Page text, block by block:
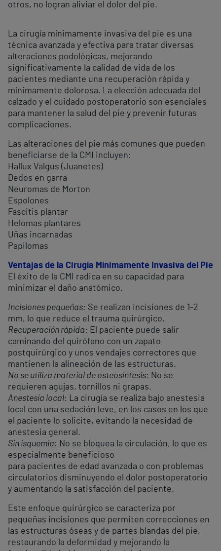
otros, no logran aliviar el dolor del pie.
La cirugía mínimamente invasiva del pie es una
técnica avanzada y efectiva para tratar diversas
alteraciones podológicas, mejorando
significativamente la calidad de vida de los
pacientes mediante una recuperación rápida y
mínimamente dolorosa. La elección adecuada del
calzado y el cuidado postoperatorio son esenciales
para mantener la salud del pie y prevenir futuras
complicaciones.
Las alteraciones del pie más comunes que pueden
beneficiarse de la CMI incluyen:
Hallux Valgus (Juanetes)
Dedos en garra
Neuromas de Morton
Espolones
Fascitis plantar
Helomas plantares
Uñas incarnadas
Papilomas
Ventajas de la Cirugía Mínimamente Invasiva del Pie
El éxito de la CMI radica en su capacidad para
minimizar el daño anatómico.
Incisiones pequeñas: Se realizan incisiones de 1-2
mm, lo que reduce el trauma quirúrgico.
Recuperación rápida: El paciente puede salir
caminando del quirófano con un zapato
postquirúrgico y unos vendajes correctores que
mantienen la alineación de las estructuras.
No se utiliza material de osteosíntesis: No se
requieren agujas, tornillos ni grapas.
Anestesia local: La cirugía se realiza bajo anestesia
local con una sedación leve, en los casos en los que
el paciente lo solicite, evitando la necesidad de
anestesia general.
Sin isquemia: No se bloquea la circulación, lo que es
especialmente beneficioso
para pacientes de edad avanzada o con problemas
circulatorios disminuyendo el dolor postoperatorio
y aumentando la satisfacción del paciente.
Este enfoque quirúrgico se caracteriza por
pequeñas incisiones que permiten correcciones en
las estructuras óseas y de partes blandas del pie,
restaurando la deformidad y mejorando la